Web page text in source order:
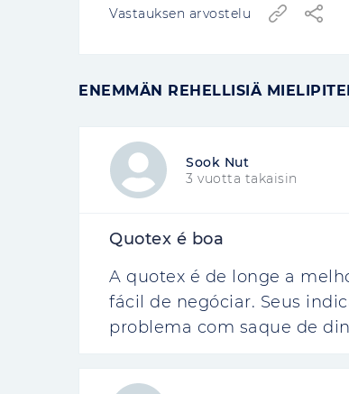
Vastauksen arvostelu
ENEMMÄN REHELLISIÄ
Sook Nut
3 vuotta takaisin
Quotex é boa
A quotex é de longe a
fácil de negóciar. Seus
problema com saque de